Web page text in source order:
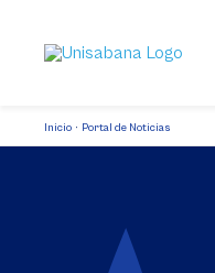
contenido
principal
Inicio Portal de Noticias